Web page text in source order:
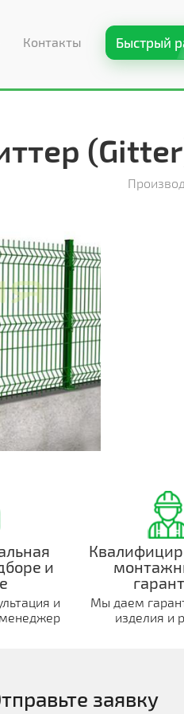
Контакты Быстрый
и
и
Мы даем
изделия и
заявку